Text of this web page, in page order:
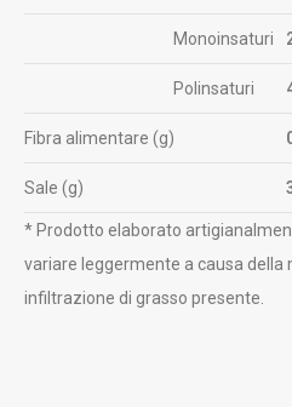
Monoinsaturi
Polinsaturi
Fibra alimentare (g)
Sale (g)
* Prodotto elaborato
variare leggermente a causa della
infiltrazione di grasso presente.